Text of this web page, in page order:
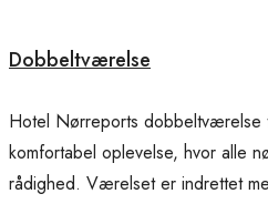
Dobbeltværelse
Hotel Nørreports dobbeltværelse
komfortabel oplevelse, hvor alle
rådighed. Værelset er indrettet